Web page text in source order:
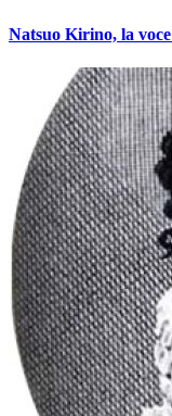
Natsuo Kirino, la